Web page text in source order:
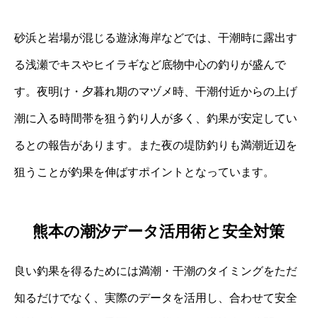
砂浜と岩場が混じる遊泳海岸などでは、干潮時に露出す
る浅瀬でキスやヒイラギなど底物中心の釣りが盛んで
す。夜明け・夕暮れ期のマヅメ時、干潮付近からの上げ
潮に入る時間帯を狙う釣り人が多く、釣果が安定してい
るとの報告があります。また夜の堤防釣りも満潮近辺を
狙うことが釣果を伸ばすポイントとなっています。
熊本の潮汐データ活用術と安全対策
良い釣果を得るためには満潮・干潮のタイミングをただ
知るだけでなく、実際のデータを活用し、合わせて安全